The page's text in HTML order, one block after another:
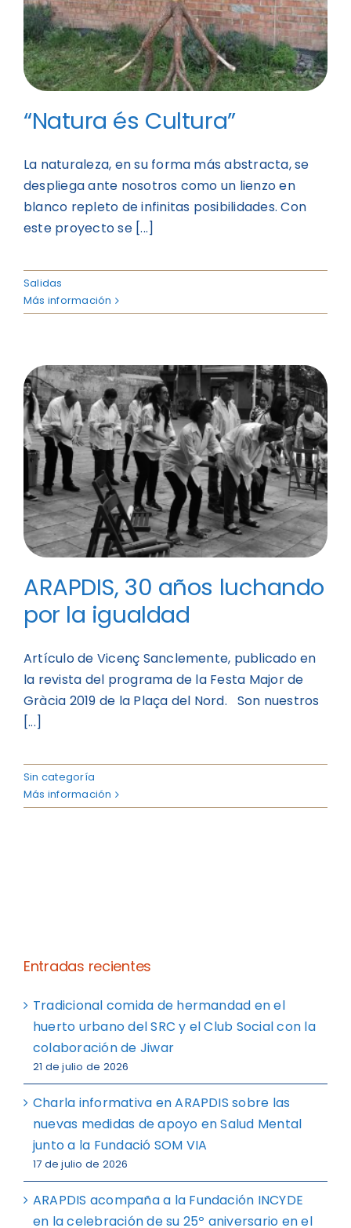
“Natura és Cultura”
La naturaleza, en su forma más abstracta, se
despliega ante nosotros como un lienzo en
blanco repleto de infinitas posibilidades. Con
este proyecto se [...]
Salidas
Más información
ARAPDIS, 30 años luchando
por la igualdad
Artículo de Vicenç Sanclemente, publicado en
la revista del programa de la Festa Major de
Gràcia 2019 de la Plaça del Nord. Son nuestros
[...]
Sin categoría
Más información
Entradas recientes
Tradicional comida de hermandad en el
huerto urbano del SRC y el Club Social con la
colaboración de Jiwar
21 de julio de 2026
Charla informativa en ARAPDIS sobre las
nuevas medidas de apoyo en Salud Mental
junto a la Fundació SOM VIA
17 de julio de 2026
ARAPDIS acompaña a la Fundación INCYDE
en la celebración de su 25º aniversario en el